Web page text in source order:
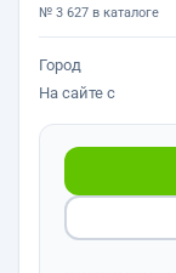
№ 3 627 в каталоге
Город
На сайте с